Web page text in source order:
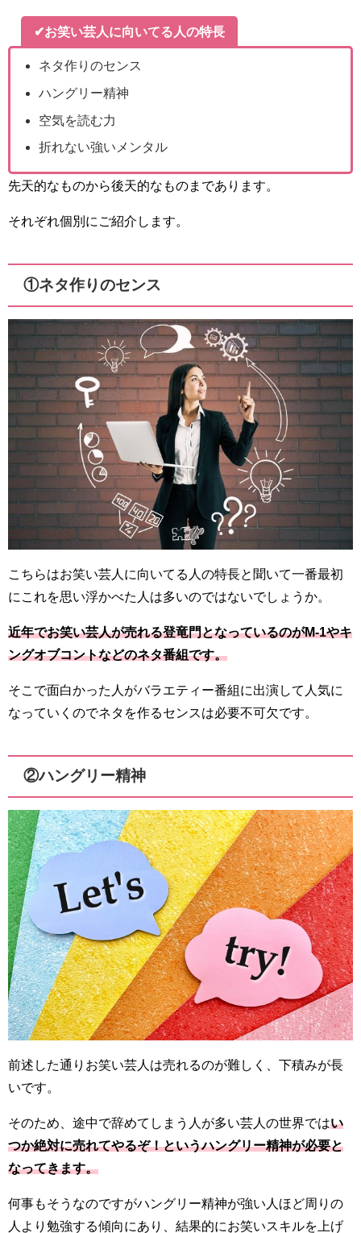
✔お笑い芸人に向いてる人の特長
ネタ作りのセンス
ハングリー精神
空気を読む力
折れない強いメンタル
先天的なものから後天的なものまであります。
それぞれ個別にご紹介します。
①ネタ作りのセンス
こちらはお笑い芸人に向いてる人の特長と聞いて一番最初
にこれを思い浮かべた人は多いのではないでしょうか。
近年でお笑い芸人が売れる登竜門となっているのがM-1やキ
ングオブコントなどのネタ番組です。
そこで面白かった人がバラエティー番組に出演して人気に
なっていくのでネタを作るセンスは必要不可欠です。
②ハングリー精神
前述した通りお笑い芸人は売れるのが難しく、下積みが長
いです。
そのため、途中で辞めてしまう人が多い芸人の世界ではい
つか絶対に売れてやるぞ！というハングリー精神が必要と
なってきます。
何事もそうなのですがハングリー精神が強い人ほど周りの
人より勉強する傾向にあり、結果的にお笑いスキルを上げ